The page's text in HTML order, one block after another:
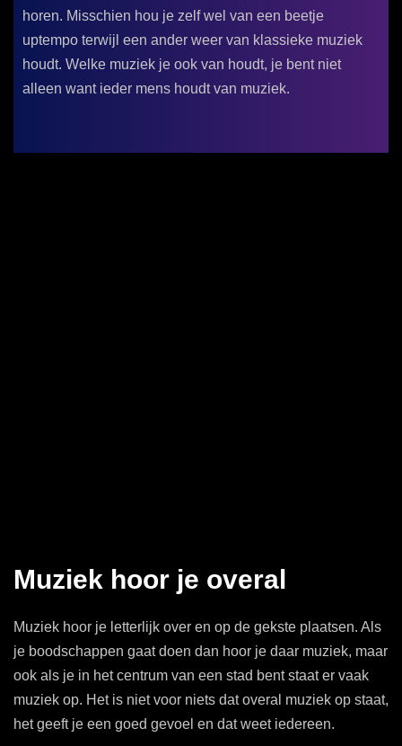
horen. Misschien hou je zelf wel van een beetje
uptempo terwijl een ander weer van klassieke muziek
houdt. Welke muziek je ook van houdt, je bent niet
alleen want ieder mens houdt van muziek.
Muziek hoor je overal
Muziek hoor je letterlijk over en op de gekste plaatsen. Als
je boodschappen gaat doen dan hoor je daar muziek, maar
ook als je in het centrum van een stad bent staat er vaak
muziek op. Het is niet voor niets dat overal muziek op staat,
het geeft je een goed gevoel en dat weet iedereen.